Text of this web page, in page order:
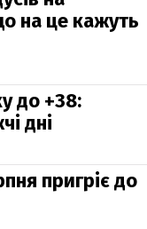
на це кажуть
до +38:
дні
пригріє до